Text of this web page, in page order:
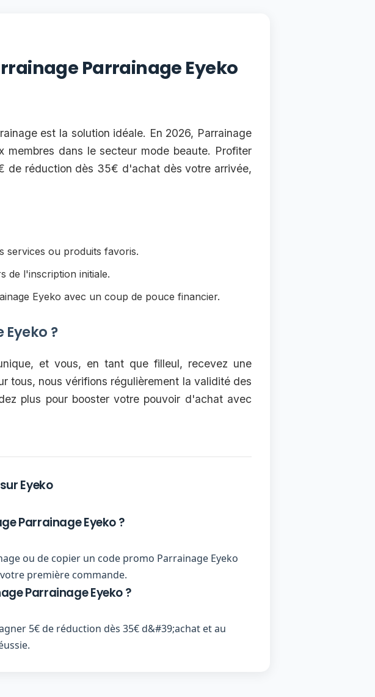
Parrainage Eyeko
est la solution idéale. En 2026, Parrainage
membres dans le secteur mode beaute. Profiter
de réduction dès 35€ d'achat dès votre arrivée,
services ou produits favoris.
de l'inscription initiale.
Eyeko avec un coup de pouce financier.
?
et vous, en tant que filleul, recevez une
tous, nous vérifions régulièrement la validité des
plus pour booster votre pouvoir d'achat avec
Eyeko
Parrainage Eyeko ?
ou de copier un code promo Parrainage Eyeko
première commande.
Parrainage Eyeko ?
5€ de réduction dès 35€ d&#39;achat et au